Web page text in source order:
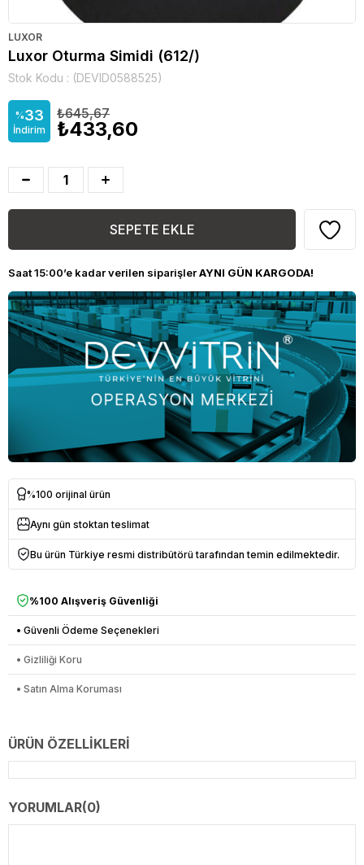
LUXOR
Luxor Oturma Simidi (612/)
Stok Kodu (DEVID0588525)
%33
İndirim
₺645,67
₺433,60
Saat 15:00’e kadar verilen siparişlerAYNI GÜN KARGODA!
%100 orijinal ürün
Aynı gün stoktan teslimat
Bu ürün Türkiye resmi distribütörü tarafından temin edilmektedir.
%100 Alışveriş Güvenliği
• Güvenli Ödeme Seçenekleri
• Gizliliği Koru
• Satın Alma Koruması
ÜRÜN ÖZELLIKLERI
YORUMLAR(0)